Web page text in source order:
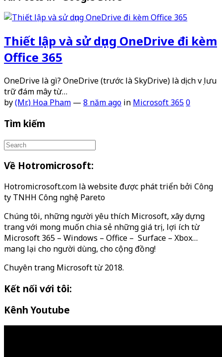
Thiết lập và sử dụng OneDrive đi kèm
Office 365
OneDrive là gì? OneDrive (trước là SkyDrive) là dịch vụ lưu
trữ đám mây từ…
by(Mr.) Hoa Pham — 8 năm ago in Microsoft 3650
Tìm kiếm
Về Hotromicrosoft:
Hotromicrosoft.com là website được phát triển bởi Công
ty TNHH Công nghệ Pareto
Chúng tôi, những người yêu thích Microsoft, xây dựng
trang với mong muốn chia sẻ những giá trị, lợi ích từ
Microsoft 365 – Windows – Office – Surface – Xbox…
mang lại cho người dùng, cho cộng đồng!
Chuyên trang Microsoft từ 2018.
Kết nối với tôi:
Kênh Youtube